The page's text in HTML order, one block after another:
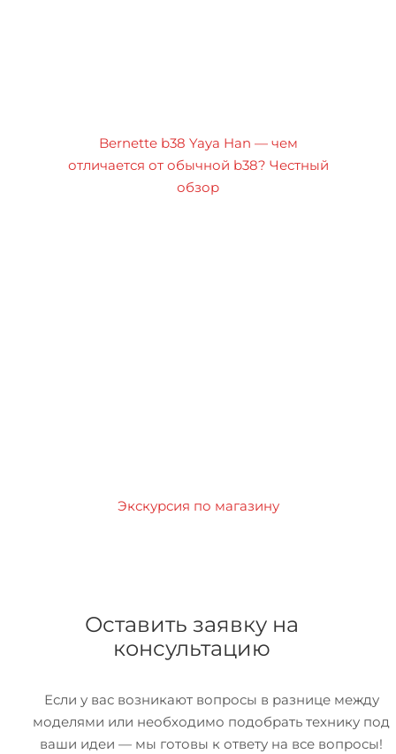
Bernette b38 Yaya Han — чем
отличается от обычной b38? Честный
обзор
Экскурсия по магазину
Оставить заявку на
консультацию
Если у вас возникают вопросы в разнице между
моделями или необходимо подобрать технику под
ваши идеи — мы готовы к ответу на все вопросы!